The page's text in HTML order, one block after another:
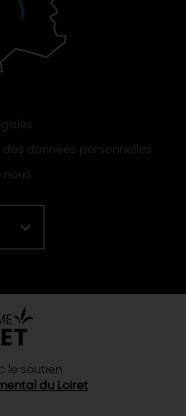
données personnelles
le soutien
du Loiret